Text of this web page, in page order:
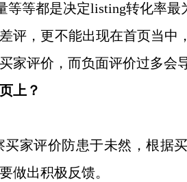
等都是决定listing转化率最
评，更不能出现在首页当中
家评价，而负面评价过多会
上？
家评价防患于未然，根据
做出积极反馈。